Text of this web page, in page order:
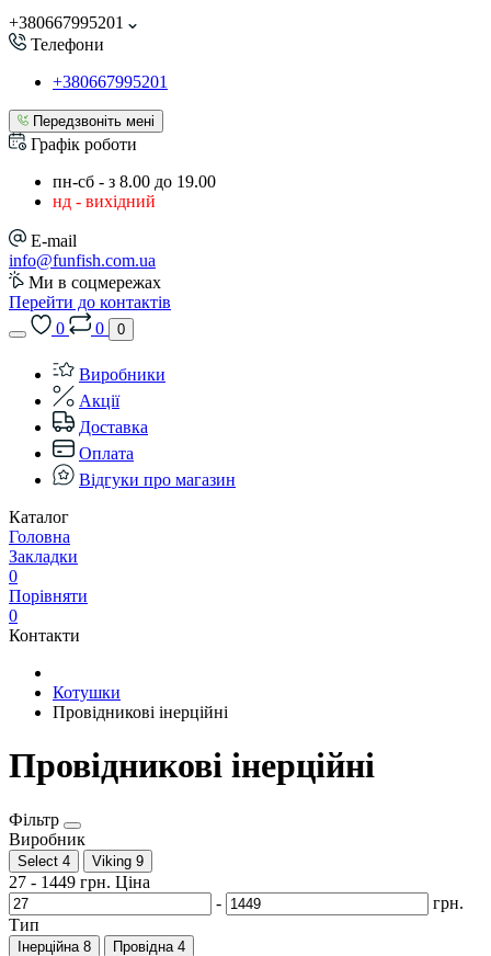
+380667995201
Телефони
+380667995201
Передзвоніть мені
Графік роботи
пн-сб - з 8.00 до 19.00
нд - вихідний
E-mail
info@funfish.com.ua
Ми в соцмережах
Перейти до контактів
0
0 0
Виробники
Акції
Доставка
Оплата
Відгуки про магазин
Каталог
Головна
Закладки
0
Порівняти
0
Контакти
Котушки
Провідникові інерційні
Провідникові інерційні
Фільтр
Виробник
Select 4 Viking 9
27 - 1449 грн. Ціна
-
грн.
Тип
Інерційна 8 Провідна 4